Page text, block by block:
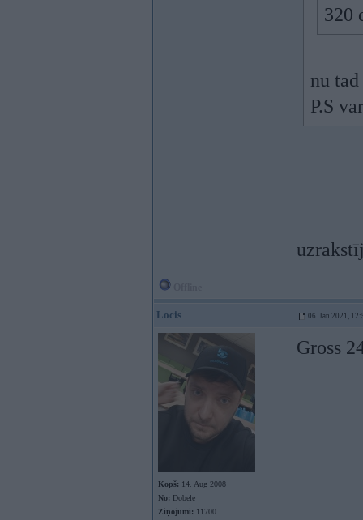
320
nu
P.S
Locis 06. Jan 2021,
Kopš: 14. Aug 2008
No: Dobele
Ziņojumi: 11700
Gross